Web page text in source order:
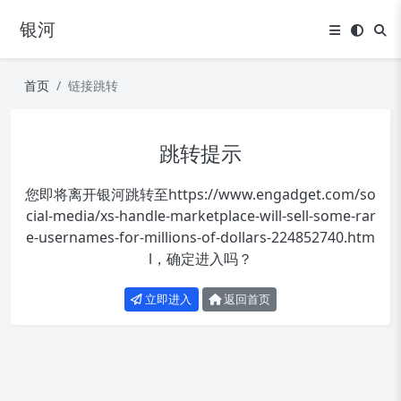
银河
首页 链接跳转
跳转提示
您即将离开银河跳转至https://www.engadget.com/so
cial-media/xs-handle-marketplace-will-sell-some-rar
e-usernames-for-millions-of-dollars-224852740.htm
l ，确定进入吗？
立即进入 返回首页